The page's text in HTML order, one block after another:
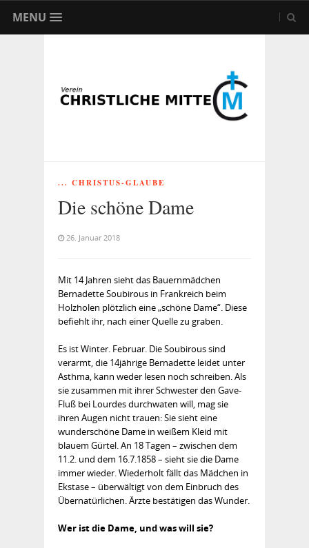
MENU
... CHRISTUS-GLAUBE
Die schöne Dame
26. Januar 2018
Mit 14 Jahren sieht das Bauernmädchen
Bernadette Soubirous in Frankreich beim
Holzholen plötzlich eine „schöne Dame“. Diese
befiehlt ihr, nach einer Quelle zu graben.
Es ist Winter. Februar. Die Soubirous sind
verarmt, die 14jährige Bernadette leidet unter
Asthma, kann weder lesen noch schreiben. Als
sie zusammen mit ihrer Schwester den Gave-
Fluß bei Lourdes durchwaten will, mag sie
ihren Augen nicht trauen: Sie sieht eine
wunderschöne Dame in weißem Kleid mit
blauem Gürtel. An 18 Tagen – zwischen dem
11.2. und dem 16.7.1858 – sieht sie die Dame
immer wieder. Wiederholt fällt das Mädchen in
Ekstase – überwältigt von dem Einbruch des
Übernatürlichen. Ärzte bestätigen das Wunder.
Wer ist die Dame, und was will sie?